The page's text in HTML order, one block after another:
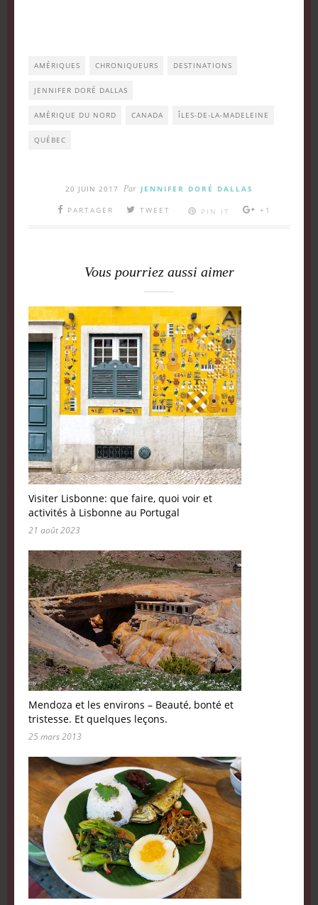
AMÉRIQUES CHRONIQUEURS DESTINATIONS
JENNIFER DORÉ DALLAS
AMÉRIQUE DU NORD CANADA ÎLES-DE-LA-MADELEINE
QUÉBEC
20 JUIN 2017 Par JENNIFER DORÉ DALLAS
PARTAGER TWEET PIN IT +1
Vous pourriez aussi aimer
Visiter Lisbonne: que faire, quoi voir et
activités à Lisbonne au Portugal
21 août 2023
Mendoza et les environs – Beauté, bonté et
tristesse. Et quelques leçons.
25 mars 2013